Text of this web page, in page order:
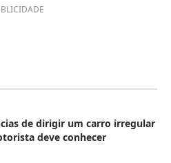
de dirigir um carro irregular
deve conhecer